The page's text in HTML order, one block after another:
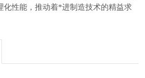
化性能，推动着*进制造技术的精益求